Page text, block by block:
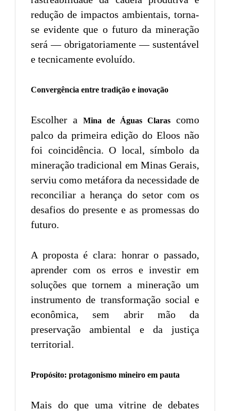
redução de impactos ambientais, torna-
se evidente que o futuro da mineração
será — obrigatoriamente — sustentável
e tecnicamente evoluído.
Convergência entre tradição e inovação
Escolher a Mina de Águas Claras
como
palco da primeira edição do Eloos não
foi coincidência. O local, símbolo da
mineração tradicional em Minas Gerais,
serviu como metáfora da necessidade de
reconciliar a herança do setor com os
desafios do presente e as promessas do
futuro.
A proposta é clara: honrar o passado,
aprender com os erros e investir em
soluções que tornem a mineração um
instrumento de transformação social e
econômica, sem abrir mão da
preservação ambiental e da justiça
territorial.
Propósito: protagonismo mineiro em pauta
Mais do que uma vitrine de debates